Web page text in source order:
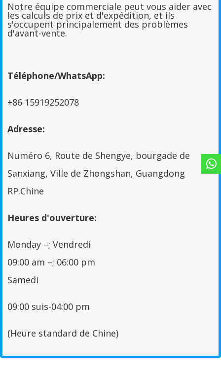
Notre équipe commerciale peut vous aider avec
les calculs de prix et d'expédition, et ils
s'occupent principalement des problèmes
d'avant-vente.
Téléphone/WhatsApp:
+86 15919252078
Adresse:
Numéro 6, Route de Shengye, bourgade de
Sanxiang, Ville de Zhongshan, Guangdong
RP.Chine
Heures d'ouverture:
Monday –; Vendredi
09:00 am –; 06:00 pm
Samedi
09:00 suis-04:00 pm
(Heure standard de Chine)